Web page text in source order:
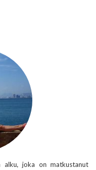
alku, joka on matkustanut